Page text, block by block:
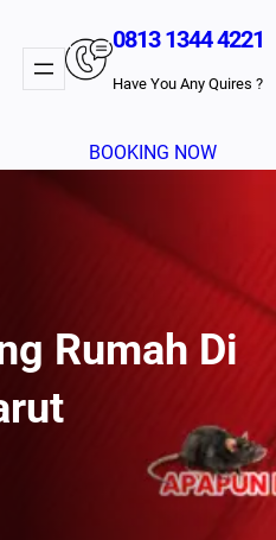
0813 1344 4221
Have You Any Quires ?
BOOKING NOW
Rumah Di